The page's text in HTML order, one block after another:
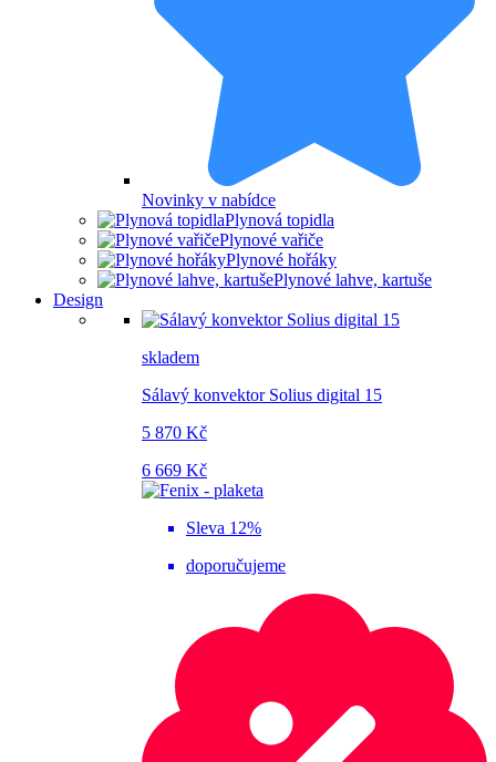
Novinky v nabídce
Plynová topidla
Plynové vařiče
Plynové hořáky
Plynové lahve, kartuše
Design
skladem
Sálavý konvektor Solius digital 15
5 870 Kč
6 669 Kč
Sleva 12%
doporučujeme